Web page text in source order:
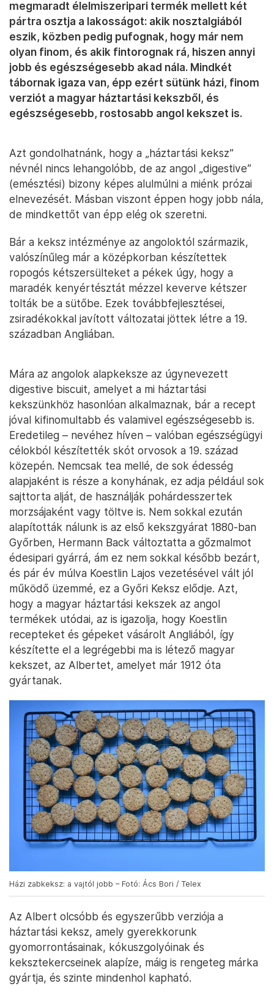
megmaradt élelmiszeripari termék mellett két
pártra osztja a lakosságot: akik nosztalgiából
eszik, közben pedig pufognak, hogy már nem
olyan finom, és akik fintorognak rá, hiszen annyi
jobb és egészségesebb akad nála. Mindkét
tábornak igaza van, épp ezért sütünk házi, finom
verziót a magyar háztartási kekszből, és
egészségesebb, rostosabb angol kekszet is.
Azt gondolhatnánk, hogy a „háztartási keksz”
névnél nincs lehangolóbb, de az angol „digestive”
(emésztési) bizony képes alulmúlni a miénk prózai
elnevezését. Másban viszont éppen hogy jobb nála,
de mindkettőt van épp elég ok szeretni.
Bár a keksz intézménye az angoloktól származik,
valószínűleg már a középkorban készítettek
ropogós kétszersülteket a pékek úgy, hogy a
maradék kenyértésztát mézzel keverve kétszer
tolták be a sütőbe. Ezek továbbfejlesztései,
zsiradékokkal javított változatai jöttek létre a 19.
században Angliában.
Mára az angolok alapkeksze az úgynevezett
digestive biscuit, amelyet a mi háztartási
kekszünkhöz hasonlóan alkalmaznak, bár a recept
jóval kifinomultabb és valamivel egészségesebb is.
Eredetileg – nevéhez híven – valóban egészségügyi
célokból készítették skót orvosok a 19. század
közepén. Nemcsak tea mellé, de sok édesség
alapjaként is része a konyhának, ez adja például sok
sajttorta alját, de használják pohárdesszertek
morzsájaként vagy töltve is. Nem sokkal ezután
alapították nálunk is az első kekszgyárat 1880-ban
Győrben, Hermann Back változtatta a gőzmalmot
édesipari gyárrá, ám ez nem sokkal később bezárt,
és pár év múlva Koestlin Lajos vezetésével vált jól
működő üzemmé, ez a Győri Keksz elődje. Azt,
hogy a magyar háztartási kekszek az angol
termékek utódai, az is igazolja, hogy Koestlin
recepteket és gépeket vásárolt Angliából, így
készítette el a legrégebbi ma is létező magyar
kekszet, az Albertet, amelyet már 1912 óta
gyártanak.
Házi zabkeksz: a vajtól jobb – Fotó: Ács Bori / Telex
Az Albert olcsóbb és egyszerűbb verziója a
háztartási keksz, amely gyerekkorunk
gyomorrontásainak, kókuszgolyóinak és
keksztekercseinek alapíze, máig is rengeteg márka
gyártja, és szinte mindenhol kapható.